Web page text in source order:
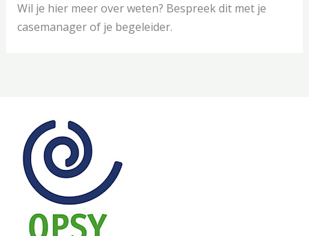
Wil je hier meer over weten? Bespreek dit met je
casemanager of je begeleider.